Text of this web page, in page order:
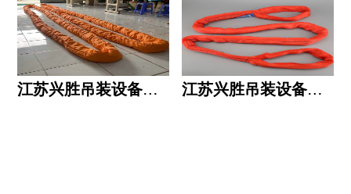
江苏兴胜吊装设备有限公司五大透明 江苏兴胜吊装设备有限公司运作模式